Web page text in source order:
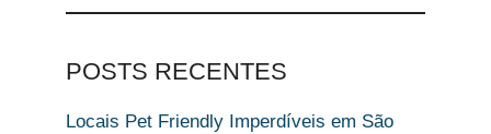
POSTS RECENTES
Locais Pet Friendly Imperdíveis em São